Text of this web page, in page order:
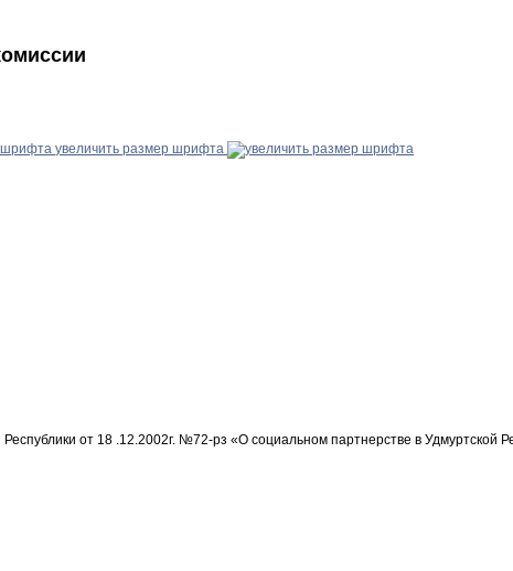
увеличить размер шрифта
от 18 .12.2002г. №72-рз «О социальном партнерстве в Удмуртской